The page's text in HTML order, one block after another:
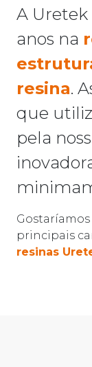
A
anos na
resina.
que
pela
principais
resinas